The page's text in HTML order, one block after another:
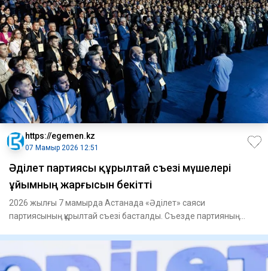
https://egemen.kz
07 Мамыр 2026 12:51
Әділет партиясы құрылтай съезі мүшелері
ұйымның жарғысын бекітті
2026 жылғы 7 мамырда Астанада «Әділет» саяси
партиясының құрылтай съезі басталды. Съезде партияның